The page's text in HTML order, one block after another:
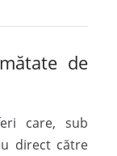
de
care, sub
direct către